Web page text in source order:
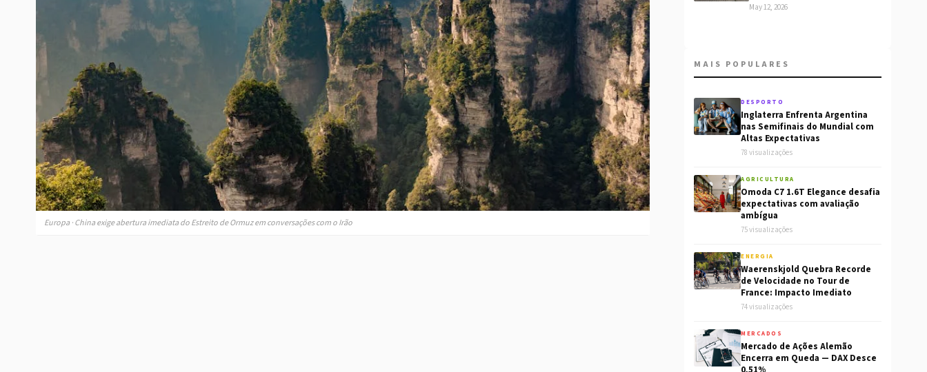
Europa · China exige abertura imediata do Estreito de Ormuz em conversações com o Irão
May 12, 2026
MAIS POPULARES
DESPORTO
Inglaterra Enfrenta Argentina
nas Semifinais do Mundial com
Altas Expectativas
78 visualizações
AGRICULTURA
Omoda C7 1.6T Elegance desafia
expectativas com avaliação
ambígua
75 visualizações
ENERGIA
Waerenskjold Quebra Recorde
de Velocidade no Tour de
France: Impacto Imediato
74 visualizações
MERCADOS
Mercado de Ações Alemão
Encerra em Queda — DAX Desce